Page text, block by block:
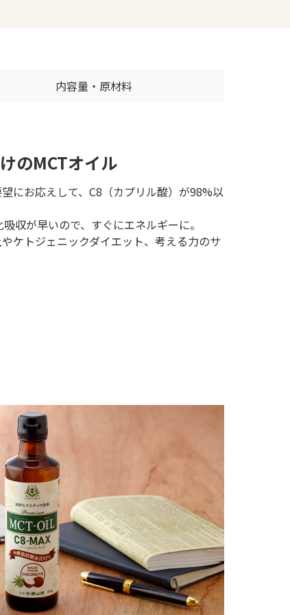
内容量・原材料
のMCTオイル
にお応えして、C8（カプリル酸）が98%以
収が早いので、すぐにエネルギーに。
ケトジェニックダイエット、考える力のサ